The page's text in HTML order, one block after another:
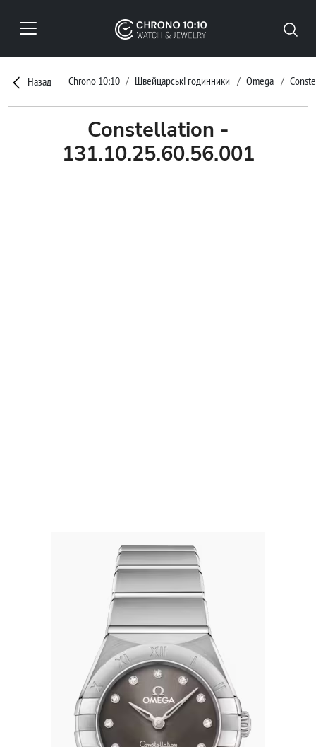
Назад Chrono 10:10 Швейцарські годинники Omega
Constellation -
131.10.25.60.56.001